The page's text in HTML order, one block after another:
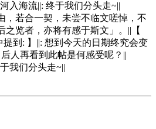
入海流||: 终于我们分头走~||
，若合一契，未尝不临文嗟悼，不
之览者，亦将有感于斯文」。||【
提到: 】||: 想到今天的日期终究会变
人再看到此帖是何感受呢？||
我们分头走~||